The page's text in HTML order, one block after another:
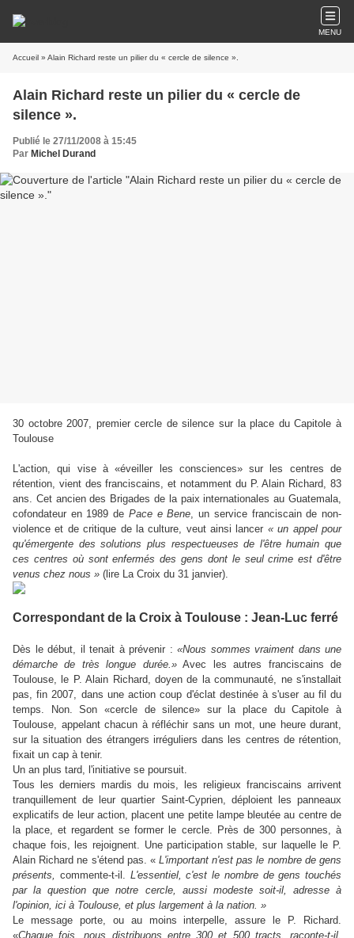
MENU
Accueil » Alain Richard reste un pilier du « cercle de silence ».
Alain Richard reste un pilier du « cercle de
silence ».
Publié le 27/11/2008 à 15:45
Par Michel Durand
30 octobre 2007, premier cercle de silence sur la place du Capitole à
Toulouse
L'action, qui vise à «éveiller les consciences» sur les centres de
rétention, vient des franciscains, et notamment du P. Alain Richard, 83
ans. Cet ancien des Brigades de la paix internationales au Guatemala,
cofondateur en 1989 de Pace e Bene, un service franciscain de non-
violence et de critique de la culture, veut ainsi lancer « un appel pour
qu'émergente des solutions plus respectueuses de l'être humain que
ces centres où sont enfermés des gens dont le seul crime est d'être
venus chez nous » (lire La Croix du 31 janvier).
Correspondant de la Croix à Toulouse : Jean-Luc ferré
Dès le début, il tenait à prévenir : «Nous sommes vraiment dans une
démarche de très longue durée.»Avec les autres franciscains de
Toulouse, le P. Alain Richard, doyen de la communauté, ne s'installait
pas, fin 2007, dans une action coup d'éclat destinée à s'user au fil du
temps. Non. Son «cercle de silence» sur la place du Capitole à
Toulouse, appelant chacun à réfléchir sans un mot, une heure durant,
sur la situation des étrangers irréguliers dans les centres de rétention,
fixait un cap à tenir.
Un an plus tard, l'initiative se poursuit.
Tous les derniers mardis du mois, les religieux franciscains arrivent
tranquillement de leur quartier Saint-Cyprien, déploient les panneaux
explicatifs de leur action, placent une petite lampe bleutée au centre de
la place, et regardent se former le cercle. Près de 300 personnes, à
chaque fois, les rejoignent. Une participation stable, sur laquelle le P.
Alain Richard ne s'étend pas. « L'important n'est pas le nombre de gens
présents, commente-t-il. L'essentiel, c'est le nombre de gens touchés
par la question que notre cercle, aussi modeste soit-il, adresse à
l'opinion, ici à Toulouse, et plus largement à la nation. »
Le message porte, ou au moins interpelle, assure le P. Richard.
«Chaque fois, nous distribuons entre 300 et 500 tracts, raconte-t-il.